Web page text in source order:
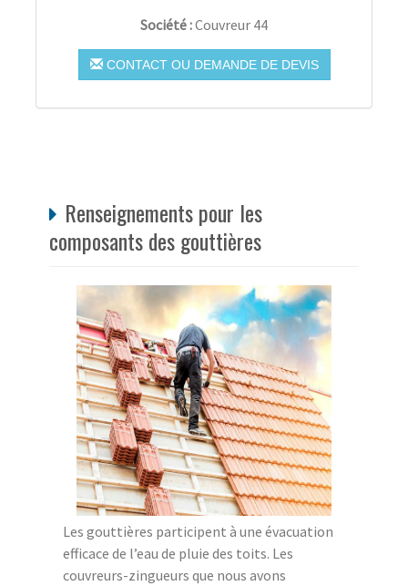
Société :Couvreur 44
CONTACT OU DEMANDE DE DEVIS
Renseignements pour les
composants des gouttières
Les gouttières participent à une évacuation
efficace de l’eau de pluie des toits. Les
couvreurs-zingueurs que nous avons